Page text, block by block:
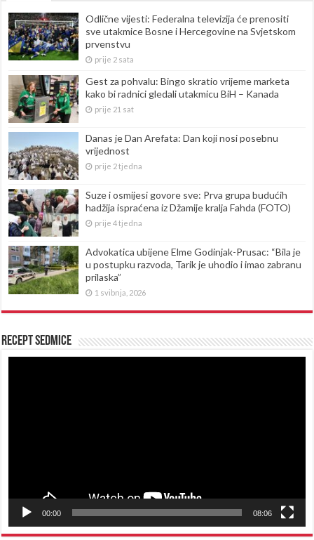
Odlične vijesti: Federalna televizija će prenositi
sve utakmice Bosne i Hercegovine na Svjetskom
prvenstvu
prije 2 sata
Gest za pohvalu: Bingo skratio vrijeme marketa
kako bi radnici gledali utakmicu BiH – Kanada
prije 21 sat
Danas je Dan Arefata: Dan koji nosi posebnu
vrijednost
prije 2 tjedna
Suze i osmijesi govore sve: Prva grupa budućih
hadžija ispraćena iz Džamije kralja Fahda (FOTO)
prije 4 tjedna
Advokatica ubijene Elme Godinjak-Prusac: “Bila je
u postupku razvoda, Tarik je uhodio i imao zabranu
prilaska”
1 svibnja, 2026
Recept sedmice
00:00 08:06